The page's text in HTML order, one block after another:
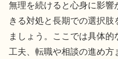
無理を続けると心身に影響
きる対処と長期での選択肢
ましょう。ここでは具体的
工夫、転職や相談の進め方